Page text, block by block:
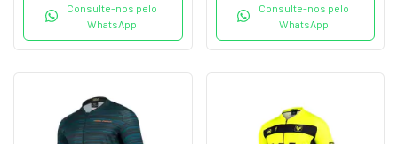
Consulte-nos pelo
WhatsApp
Consulte-nos pelo
WhatsApp